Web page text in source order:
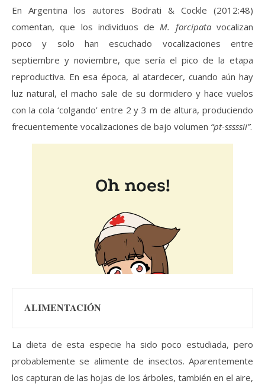
En Argentina los autores Bodrati & Cockle (2012:48)
comentan, que los individuos de M. forcipatavocalizan
poco y solo han escuchado vocalizaciones entre
septiembre y noviembre, que sería el pico de la etapa
reproductiva. En esa época, al atardecer, cuando aún hay
luz natural, el macho sale de su dormidero y hace vuelos
con la cola ‘colgando’ entre 2 y 3 m de altura, produciendo
frecuentemente vocalizaciones de bajo volumen “pt-sssssii”.
ALIMENTACIÓN
La dieta de esta especie ha sido poco estudiada, pero
probablemente se alimente de insectos. Aparentemente
los capturan de las hojas de los árboles, también en el aire,